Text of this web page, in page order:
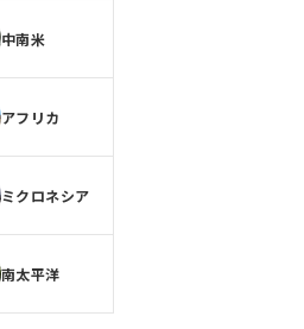
中南米
アフリカ
ミクロネシア
南太平洋